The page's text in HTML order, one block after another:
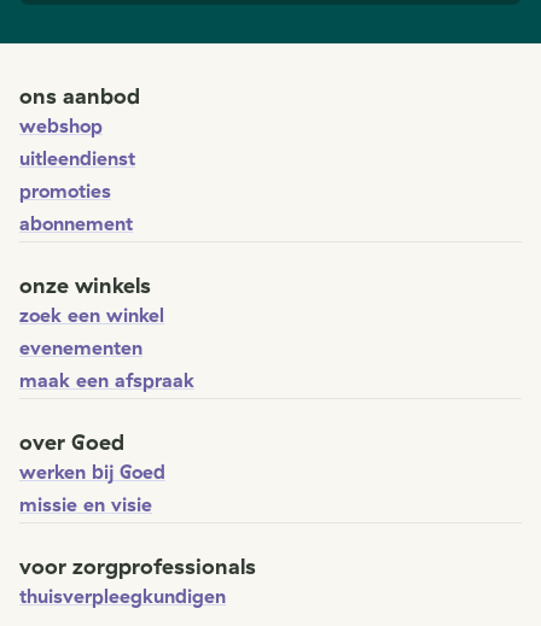
ons aanbod
webshop
uitleendienst
promoties
abonnement
onze winkels
zoek een winkel
evenementen
maak een afspraak
over Goed
werken bij Goed
missie en visie
voor zorgprofessionals
thuisverpleegkundigen